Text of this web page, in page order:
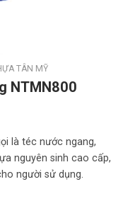
TÂN MỸ
NTMN800
là téc nước ngang,
nguyên sinh cao cấp,
người sử dụng.